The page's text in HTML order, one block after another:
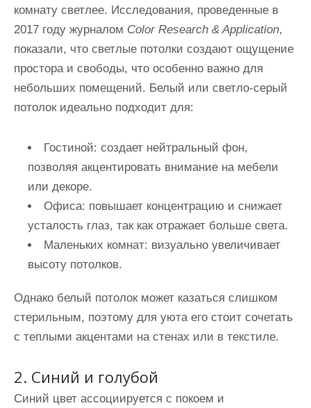
комнату светлее. Исследования, проведенные в
2017 году журналом Color Research & Application,
показали, что светлые потолки создают ощущение
простора и свободы, что особенно важно для
небольших помещений. Белый или светло-серый
потолок идеально подходит для:
Гостиной: создает нейтральный фон,
позволяя акцентировать внимание на мебели
или декоре.
Офиса: повышает концентрацию и снижает
усталость глаз, так как отражает больше света.
Маленьких комнат: визуально увеличивает
высоту потолков.
Однако белый потолок может казаться слишком
стерильным, поэтому для уюта его стоит сочетать
с теплыми акцентами на стенах или в текстиле.
2. Синий и голубой
Синий цвет ассоциируется с покоем и